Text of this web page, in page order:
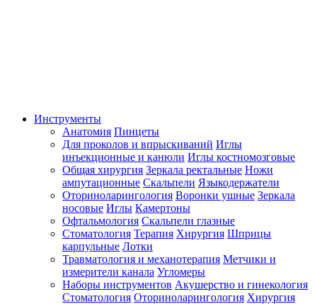
Инструменты
Анатомия Пинцеты
Для проколов и впрыскиваний Иглы
инъекционные и канюли Иглы костномозговые
Общая хирургия Зеркала ректальные Ножи
ампутационные Скальпели Языкодержатели
Оториноларингология Воронки ушные Зеркала
носовые Иглы Камертоны
Офтальмология Скальпели глазные
Стоматология Терапия Хирургия Шприцы
карпульные Лотки
Травматология и механотерапия Метчики и
измерители канала Угломеры
Наборы инструментов Акушерство и гинекология
Стоматология Оториноларингология Хирургия